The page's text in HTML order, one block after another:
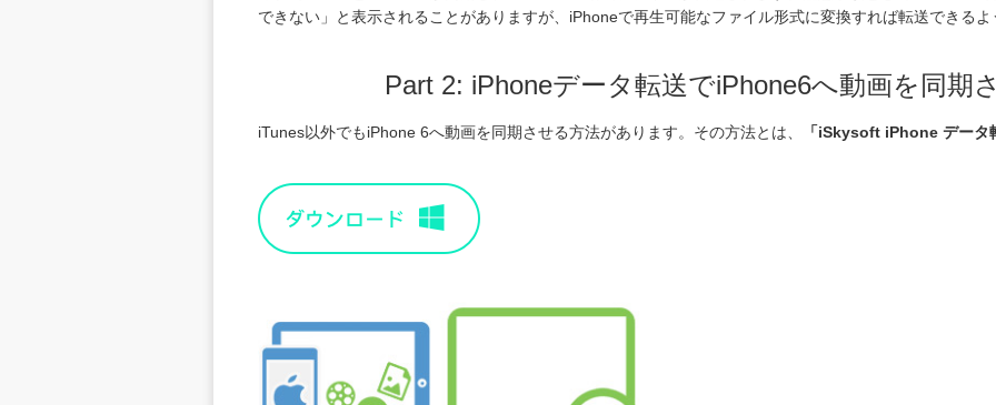
できない」と表示されることがありますが、iPhoneで再生可能なファイル形式に変換すれば転送できる
Part 2: iPhoneデータ転送でiPhone6へ動画を同期
iTunes以外でもiPhone 6へ動画を同期させる方法があります。その方法とは、 「iSkysoft iPhone データ